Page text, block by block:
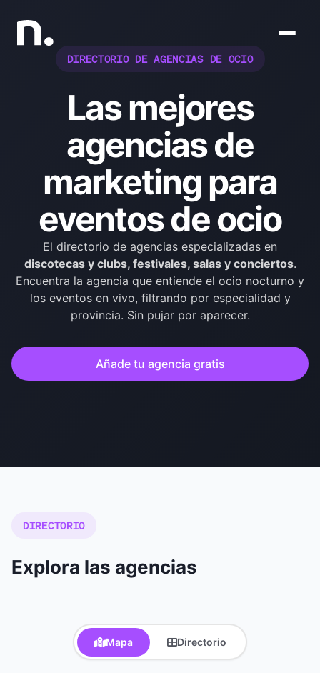
DIRECTORIO DE AGENCIAS DE OCIO
Las mejores
agencias de
marketing para
eventos de ocio
El directorio de agencias especializadas en
discotecas y clubs, festivales, salas y conciertos.
Encuentra la agencia que entiende el ocio nocturno y
los eventos en vivo, filtrando por especialidad y
provincia. Sin pujar por aparecer.
Añade tu agencia gratis
DIRECTORIO
Explora las agencias
Mapa Directorio